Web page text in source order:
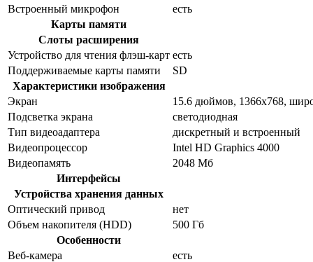
Встроенный микрофон
есть
Карты памяти
Слоты расширения
Устройство для чтения флэш-карт есть
Поддерживаемые карты памяти
SD
Характеристики изображения
Экран
15.6 дюймов, 1366x768,
Подсветка экрана
светодиодная
Тип видеоадаптера
дискретный и встроенный
Видеопроцессор
Intel HD Graphics 4000
Видеопамять
2048 Мб
Интерфейсы
Устройства хранения данных
Оптический привод
нет
Объем накопителя (HDD)
500 Гб
Особенности
Веб-камера
есть